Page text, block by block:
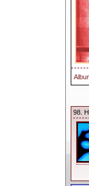
98.